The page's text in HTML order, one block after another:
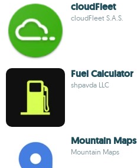
cloudFleet
cloudFleet S.A.S.
Fuel Calculator
shpavda LLC
Mountain Maps
Mountain Maps